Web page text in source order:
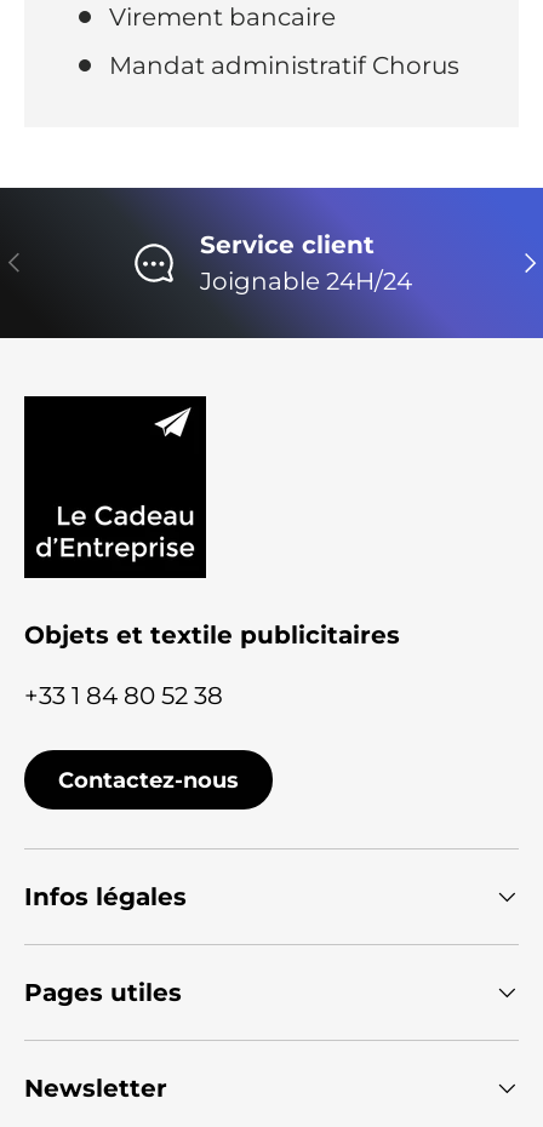
Virement bancaire
Mandat administratif Chorus
Précédent
Service client
Joignable 24H/24
Objets et textile publicitaires
+33 1 84 80 52 38
Contactez-nous
Infos légales
Pages utiles
Newsletter